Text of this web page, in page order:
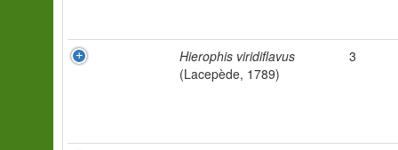
Hierophis viridiflavus
(Lacepède, 1789)
3